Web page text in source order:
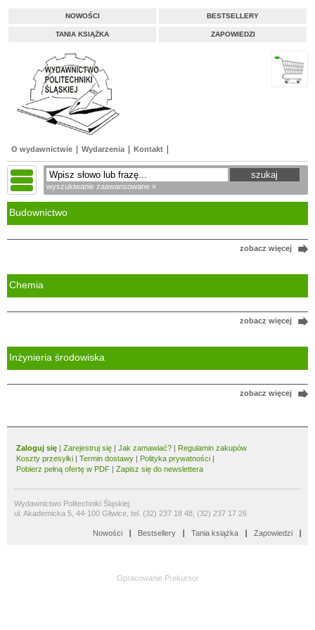
NOWOŚCI BESTSELLERY
TANIA KSIĄŻKA ZAPOWIEDZI
O wydawnictwie Wydarzenia Kontakt
wyszukiwanie zaawansowane »
Budownictwo
zobacz więcej
Chemia
zobacz więcej
Inżynieria środowiska
zobacz więcej
Zaloguj się | Zarejestruj się | Jak zamawiać? | Regulamin zakupów
Koszty przesyłki | Termin dostawy | Polityka prywatności |
Pobierz pełną ofertę w PDF | Zapisz się do newslettera
Wydawnictwo Politechniki Śląskiej
ul. Akademicka 5, 44-100 Gliwice, tel. (32) 237 18 48, (32) 237 17 26
Nowości Bestsellery Tania książka Zapowiedzi
Opracowanie Prekursor